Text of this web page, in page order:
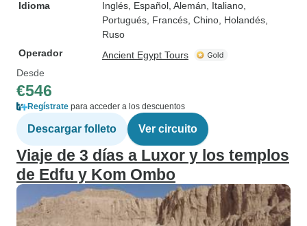
Idioma
Inglés, Español, Alemán, Italiano,
Portugués, Francés, Chino, Holandés,
Ruso
Operador
Ancient Egypt Tours
Desde
€546
Regístrate para acceder a los descuentos
Descargar folleto Ver circuito
Viaje de 3 días a Luxor y los templos
de Edfu y Kom Ombo